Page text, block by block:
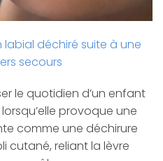
déchiré suite à une
secours
le quotidien d’un enfant
provoque une
comme une déchirure
cutané, reliant la lèvre